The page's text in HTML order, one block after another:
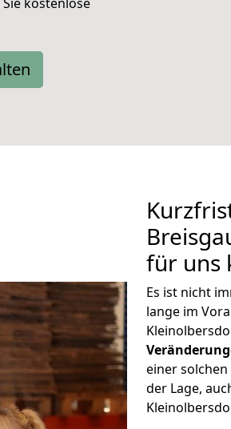
für uns
Es ist nicht
lange im
einer
der Lage,